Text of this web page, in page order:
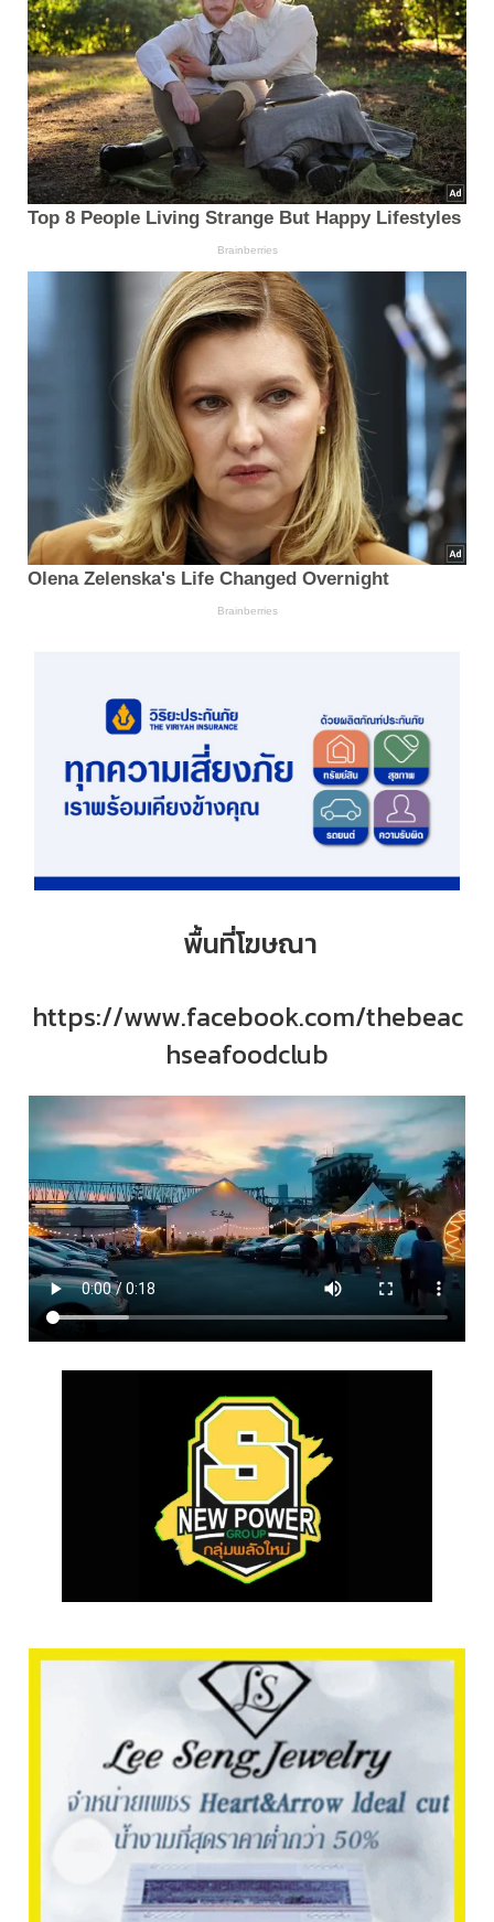
พื้นที่โฆษณา
https://www.facebook.com/thebeac
hseafoodclub